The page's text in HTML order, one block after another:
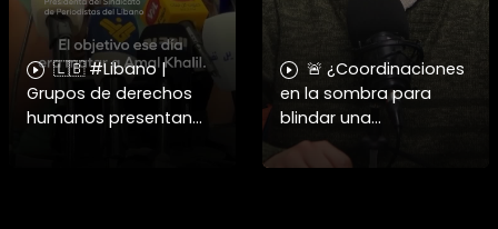
🇱🇧 #Libano |
Grupos de derechos
humanos presentan
🚨 ¿Coordinaciones
en la sombra para
blindar una
candidatura
presidencial? Nuevos